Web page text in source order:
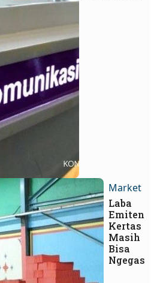
Market
Laba
Emiten
Kertas
Masih
Bisa
Ngegas